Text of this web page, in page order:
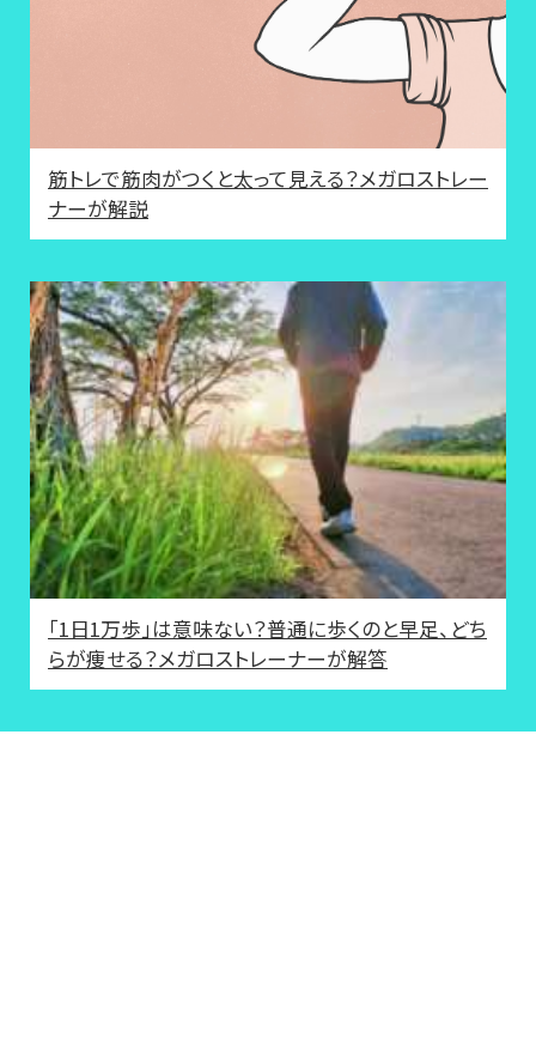
筋トレで筋肉がつくと太って見える？メガロストレー
ナーが解説
「1日1万歩」は意味ない？普通に歩くのと早足、どち
らが痩せる？メガロストレーナーが解答